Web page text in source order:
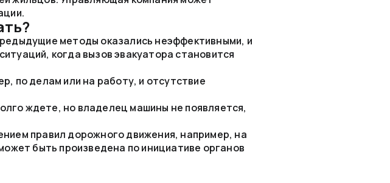
методы оказались неэффективными, и
когда вызов эвакуатора становится
по делам или на работу, и отсутствие
ждете, но владелец машины не появляется,
правил дорожного движения, например, на
быть произведена по инициативе органов